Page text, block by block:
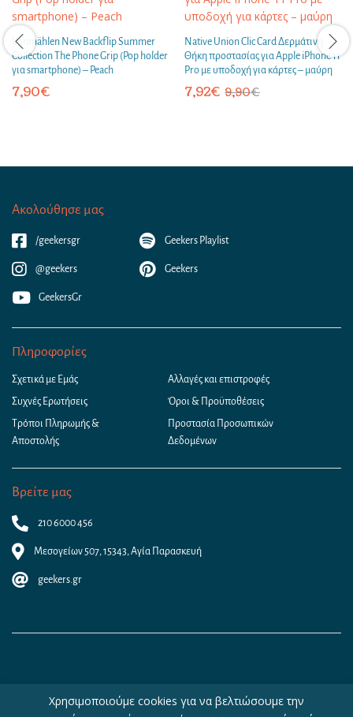
Vonmählen New Backflip Summer
Collection The Phone Grip (Pop holder
για smartphone) – Peach
7,90€
Native Union Clic Card Δερμάτινη
Θήκη προστασίας για Apple iPhone 11
Pro με υποδοχή για κάρτες – μαύρη
7,92€ 9,90€
Ακολούθησε μας
/geekersgr
@geekers
GeekersGr
Geekers Playlist
Geekers
Πληροφορίες
Σχετικά με Εμάς
Συχνές Ερωτήσεις
Τρόποι Πληρωμής &
Αποστολής
Αλλαγές και επιστροφές
Όροι & Προϋποθέσεις
Προστασία Προσωπικών
Δεδομένων
Βρείτε μας
210 6000 456
Μεσογείων 507, 15343, Αγία Παρασκευή
geekers.gr
Χρησιμοποιούμε cookies για να βελτιώσουμε την